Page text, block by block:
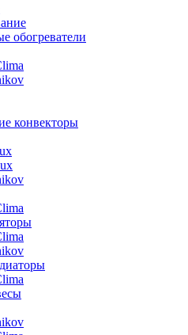
обогреватели
конвекторы